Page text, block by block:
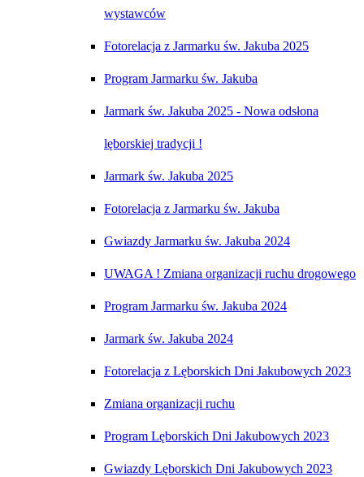
wystawców
Fotorelacja z Jarmarku św. Jakuba 2025
Program Jarmarku św. Jakuba
Jarmark św. Jakuba 2025 - Nowa odsłona
lęborskiej tradycji !
Jarmark św. Jakuba 2025
Fotorelacja z Jarmarku św. Jakuba
Gwiazdy Jarmarku św. Jakuba 2024
UWAGA ! Zmiana organizacji ruchu drogowego
Program Jarmarku św. Jakuba 2024
Jarmark św. Jakuba 2024
Fotorelacja z Lęborskich Dni Jakubowych 2023
Zmiana organizacji ruchu
Program Lęborskich Dni Jakubowych 2023
Gwiazdy Lęborskich Dni Jakubowych 2023